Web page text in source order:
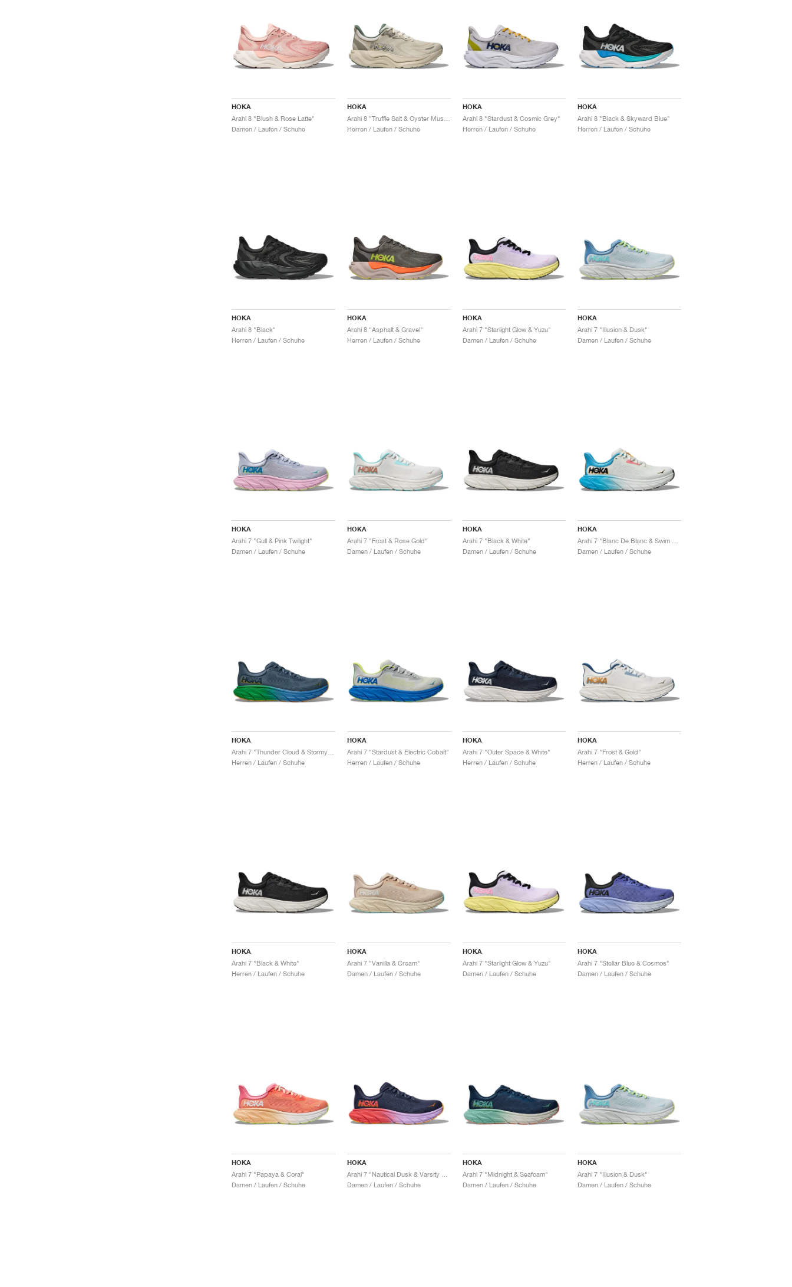
HOKA
Arahi 8 "Blush & Rose Latte"
Damen / Laufen / Schuhe
HOKA
Herren / Laufen / Schuhe
HOKA
Arahi 8 "Stardust & Cosmic Grey"
Herren / Laufen / Schuhe
HOKA
Arahi 8 "Black & Skyward Blue"
Herren / Laufen / Schuhe
HOKA
Arahi 8 "Black"
Herren / Laufen / Schuhe
HOKA
Arahi 8 "Asphalt & Gravel"
Herren / Laufen / Schuhe
HOKA
Arahi 7 "Starlight Glow & Yuzu"
Damen / Laufen / Schuhe
HOKA
Arahi 7 "Illusion & Dusk"
Damen / Laufen / Schuhe
HOKA
Arahi 7 "Gull & Pink Twilight"
Damen / Laufen / Schuhe
HOKA
Arahi 7 "Frost & Rose Gold"
Damen / Laufen / Schuhe
HOKA
Arahi 7 "Black & White"
Damen / Laufen / Schuhe
HOKA
Damen / Laufen / Schuhe
HOKA
Herren / Laufen / Schuhe
HOKA
Arahi 7 "Stardust & Electric Cobalt"
Herren / Laufen / Schuhe
HOKA
Arahi 7 "Outer Space & White"
Herren / Laufen / Schuhe
HOKA
Arahi 7 "Frost & Gold"
Herren / Laufen / Schuhe
HOKA
Arahi 7 "Black & White"
Herren / Laufen / Schuhe
HOKA
Arahi 7 "Vanilla & Cream"
Damen / Laufen / Schuhe
HOKA
Arahi 7 "Starlight Glow & Yuzu"
Damen / Laufen / Schuhe
HOKA
Arahi 7 "Stellar Blue & Cosmos"
Damen / Laufen / Schuhe
HOKA
Arahi 7 "Papaya & Coral"
Damen / Laufen / Schuhe
HOKA
Damen / Laufen / Schuhe
HOKA
Arahi 7 "Midnight & Seafoam"
Damen / Laufen / Schuhe
HOKA
Arahi 7 "Illusion & Dusk"
Damen / Laufen / Schuhe